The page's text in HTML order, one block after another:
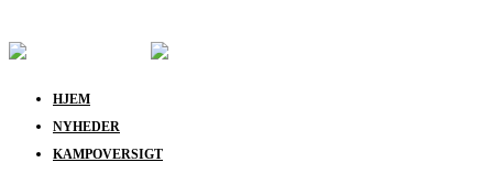
HJEM
NYHEDER
KAMPOVERSIGT